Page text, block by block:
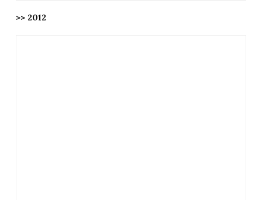
>> 2012